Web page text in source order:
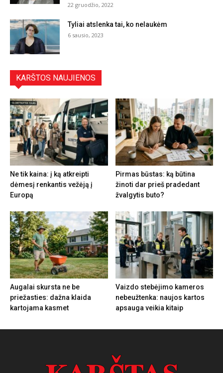
22 gruodžio, 2022
Tyliai atslenka tai, ko nelaukėm
6 sausio, 2023
KARŠTOS NAUJIENOS
Ne tik kaina: į ką atkreipti
dėmesį renkantis vežėją į
Europą
Pirmas būstas: ką būtina
žinoti dar prieš pradedant
žvalgytis buto?
Augalai skursta ne be
priežasties: dažna klaida
kartojama kasmet
Vaizdo stebėjimo kameros
nebeužtenka: naujos kartos
apsauga veikia kitaip